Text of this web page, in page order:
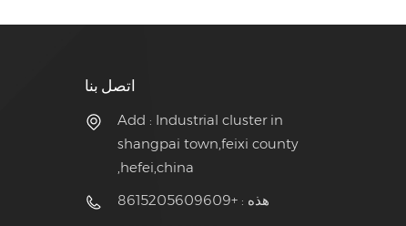
اتصل بنا
Add : Industrial cluster in
shangpai town,feixi county
,hefei,china
هذه : +8615205609609